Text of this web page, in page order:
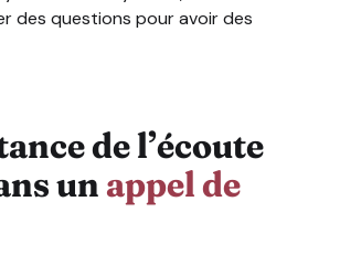
des questions pour avoir des
de l’écoute
un appel de